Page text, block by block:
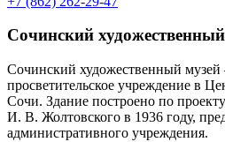
Сочинский
Сочинский художественный
просветительское учреждение в
Сочи. Здание построено по
И. В. Жолтовского в 1936 году,
административного учреждения.